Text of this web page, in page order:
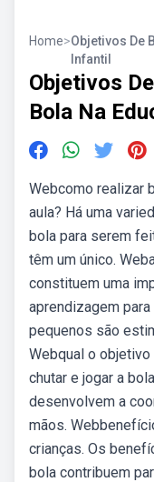
Home>Objetivos De
Infantil
Objetivos
Bola Na
Webcomo realizar
aula? Há uma
bola para serem
têm um único.
constituem uma
aprendizagem
pequenos são
Webqual o
chutar e jogar a
desenvolvem a
mãos.
crianças. Os
bola contribuem